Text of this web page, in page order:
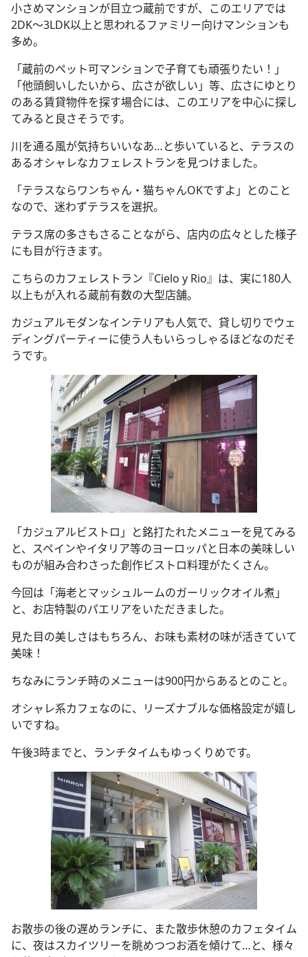
小さめマンションが目立つ蔵前ですが、このエリアでは
2DK～3LDK以上と思われるファミリー向けマンションも
多め。
「蔵前のペット可マンションで子育ても頑張りたい！」
「他頭飼いしたいから、広さが欲しい」等、広さにゆとり
のある賃貸物件を探す場合には、このエリアを中心に探し
てみると良さそうです。
川を通る風が気持ちいいなあ…と歩いていると、テラスの
あるオシャレなカフェレストランを見つけました。
「テラスならワンちゃん・猫ちゃんOKですよ」とのこと
なので、迷わずテラスを選択。
テラス席の多さもさることながら、店内の広々とした様子
にも目が行きます。
こちらのカフェレストラン『Cielo y Rio』は、実に180人
以上もが入れる蔵前有数の大型店舗。
カジュアルモダンなインテリアも人気で、貸し切りでウェ
ディングパーティーに使う人もいらっしゃるほどなのだそ
うです。
「カジュアルビストロ」と銘打たれたメニューを見てみる
と、スペインやイタリア等のヨーロッパと日本の美味しい
ものが組み合わさった創作ビストロ料理がたくさん。
今回は「海老とマッシュルームのガーリックオイル煮」
と、お店特製のパエリアをいただきました。
見た目の美しさはもちろん、お味も素材の味が活きていて
美味！
ちなみにランチ時のメニューは900円からあるとのこと。
オシャレ系カフェなのに、リーズナブルな価格設定が嬉し
いですね。
午後3時までと、ランチタイムもゆっくりめです。
お散歩の後の遅めランチに、また散歩休憩のカフェタイム
に、夜はスカイツリーを眺めつつお酒を傾けて…と、様々